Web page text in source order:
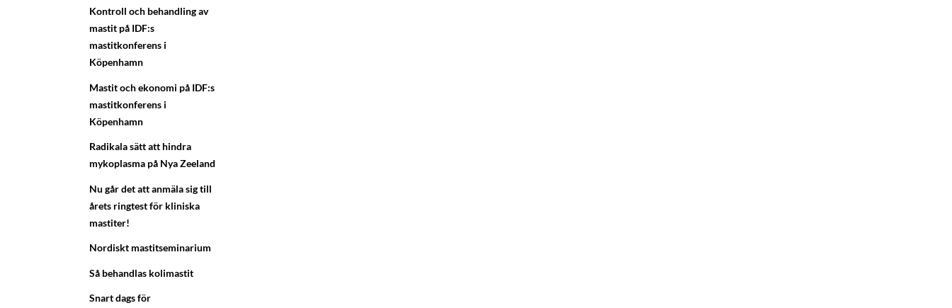
Kontroll och behandling av
mastit på IDF:s
mastitkonferens i
Köpenhamn
Mastit och ekonomi på IDF:s
mastitkonferens i
Köpenhamn
Radikala sätt att hindra
mykoplasma på Nya Zeeland
Nu går det att anmäla sig till
årets ringtest för kliniska
mastiter!
Nordiskt mastitseminarium
Så behandlas kolimastit
Snart dags för